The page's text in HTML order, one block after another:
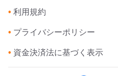
• 利用規約
• プライバシーポリシー
• 資金決済法に基づく表示